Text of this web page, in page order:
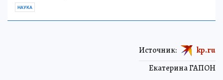
НАУКА
Екатерина ГАПОН
Источник: kp.ru